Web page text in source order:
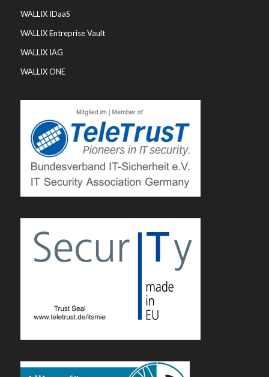
WALLIX IDaaS
WALLIX Entreprise Vault
WALLIX IAG
WALLIX ONE